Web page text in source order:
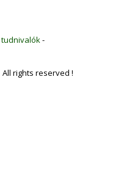
tudnivalók -
rights reserved !